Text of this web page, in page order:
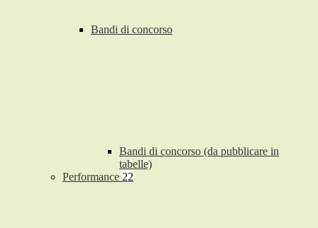
Bandi di concorso
Bandi di concorso (da pubblicare in
tabelle)
Performance 22